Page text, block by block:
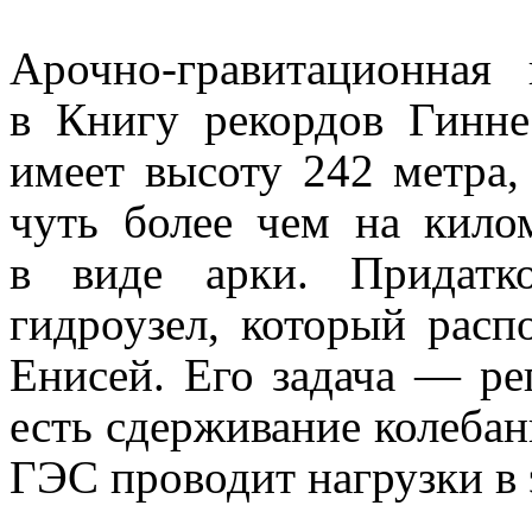
Арочно-
в Книгу рекордов
имеет высоту 242
чуть более чем на
в виде арки.
гидроузел, который
Енисей. Его задача —
есть сдерживание
ГЭС проводит нагрузки в